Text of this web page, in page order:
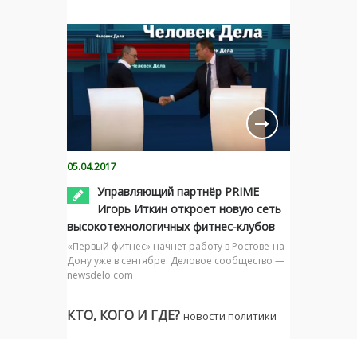
05.04.2017
Управляющий партнёр PRIME
Игорь Иткин откроет новую сеть
высокотехнологичных фитнес-клубов
«Первый фитнес» начнет работу в Ростове-на-
Дону уже в сентябре. Деловое сообщество —
newsdelo.com
КТО, КОГО И ГДЕ? новости политики